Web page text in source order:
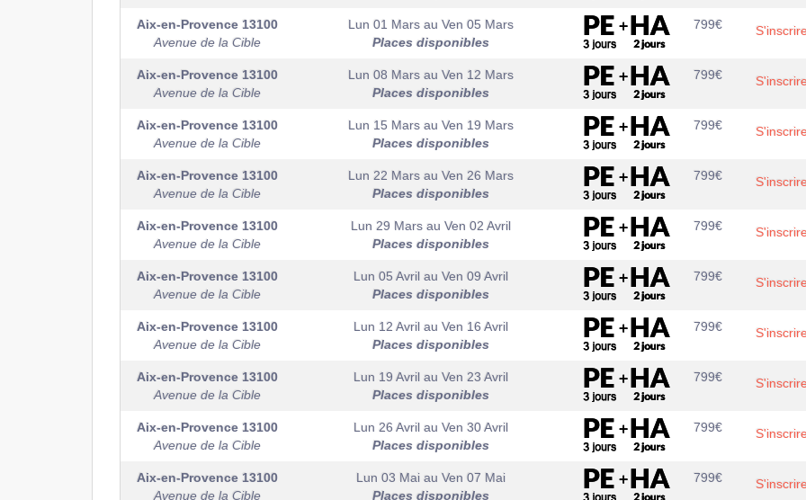
Aix-en-Provence 13100
Avenue de la Cible
Lun 01 Mars au Ven 05 Mars
Places disponibles
799€ S'inscrire
Aix-en-Provence 13100
Avenue de la Cible
Lun 08 Mars au Ven 12 Mars
Places disponibles
799€ S'inscrire
Aix-en-Provence 13100
Avenue de la Cible
Lun 15 Mars au Ven 19 Mars
Places disponibles
799€ S'inscrire
Aix-en-Provence 13100
Avenue de la Cible
Lun 22 Mars au Ven 26 Mars
Places disponibles
799€ S'inscrire
Aix-en-Provence 13100
Avenue de la Cible
Lun 29 Mars au Ven 02 Avril
Places disponibles
799€ S'inscrire
Aix-en-Provence 13100
Avenue de la Cible
Lun 05 Avril au Ven 09 Avril
Places disponibles
799€ S'inscrire
Aix-en-Provence 13100
Avenue de la Cible
Lun 12 Avril au Ven 16 Avril
Places disponibles
799€ S'inscrire
Aix-en-Provence 13100
Avenue de la Cible
Lun 19 Avril au Ven 23 Avril
Places disponibles
799€ S'inscrire
Aix-en-Provence 13100
Avenue de la Cible
Lun 26 Avril au Ven 30 Avril
Places disponibles
799€ S'inscrire
Aix-en-Provence 13100
Avenue de la Cible
Lun 03 Mai au Ven 07 Mai
Places disponibles
799€ S'inscrire